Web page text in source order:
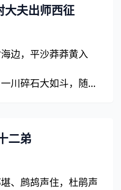
大夫出师西征
边，平沙莽莽黄入
川碎石大如斗，随风
夜军行戈相拨，风头
花连钱旋作冰，幕中
二弟
、鹧鸪声住，杜鹃声